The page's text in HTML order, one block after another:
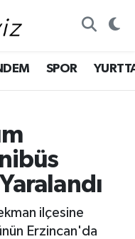
SPOR
ilçesine
Erzincan'da
Fikstür